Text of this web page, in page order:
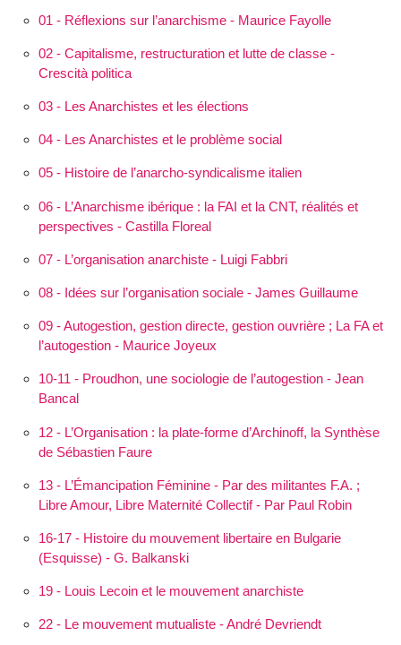
01 - Réflexions sur l’anarchisme - Maurice Fayolle
02 - Capitalisme, restructuration et lutte de classe -
Crescità politica
03 - Les Anarchistes et les élections
04 - Les Anarchistes et le problème social
05 - Histoire de l’anarcho-syndicalisme italien
06 - L’Anarchisme ibérique : la FAI et la CNT, réalités et
perspectives - Castilla Floreal
07 - L’organisation anarchiste - Luigi Fabbri
08 - Idées sur l’organisation sociale - James Guillaume
09 - Autogestion, gestion directe, gestion ouvrière ; La FA et
l’autogestion - Maurice Joyeux
10-11 - Proudhon, une sociologie de l’autogestion - Jean
Bancal
12 - L’Orga­nisation : la plate-forme d’Archinoff, la Synthèse
de Sébastien Faure
13 - L’Éman­cipation Féminine - Par des militantes F.A. ;
Libre Amour, Libre Maternité Collectif - Par Paul Robin
16-17 - Histoire du mouvement libertaire en Bulgarie
(Esquisse) - G. Balkanski
19 - Louis Lecoin et le mouvement anarchiste
22 - Le mouvement mutualiste - André Devriendt